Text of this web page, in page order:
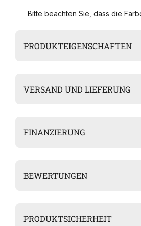
Bitte beachten Sie, dass die
PRODUKTEIGENSCHAFTEN
VERSAND UND LIEFERUNG
FINANZIERUNG
BEWERTUNGEN
PRODUKTSICHERHEIT